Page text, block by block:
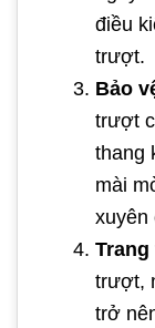
điều
trượt.
Bảo
trượt
thang
mài
xuyên
Trang
trượt,
trở